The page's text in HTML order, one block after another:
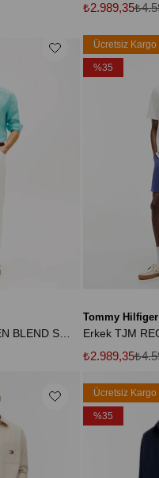
₺2.989,35
Erkek TJM REG LINEN BLEND SHIRT EXT DM0DM22761-THL5Y
Tommy Hilfiger
₺2.989,35
Ücretsiz Kargo
%35
Ücretsiz Kargo
%35